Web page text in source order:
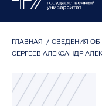
ГЛАВНАЯ / СВЕДЕНИЯ ОБ
СЕРГЕЕВ АЛЕКСАНДР